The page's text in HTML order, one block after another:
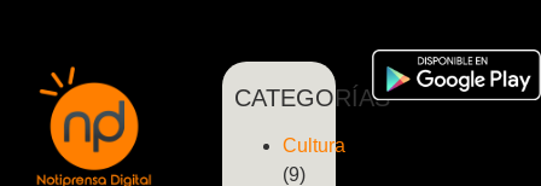
CATEGORÍAS
Cultura
(9)